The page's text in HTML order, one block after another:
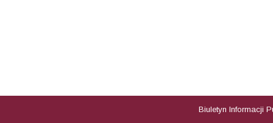
Biuletyn Informacji